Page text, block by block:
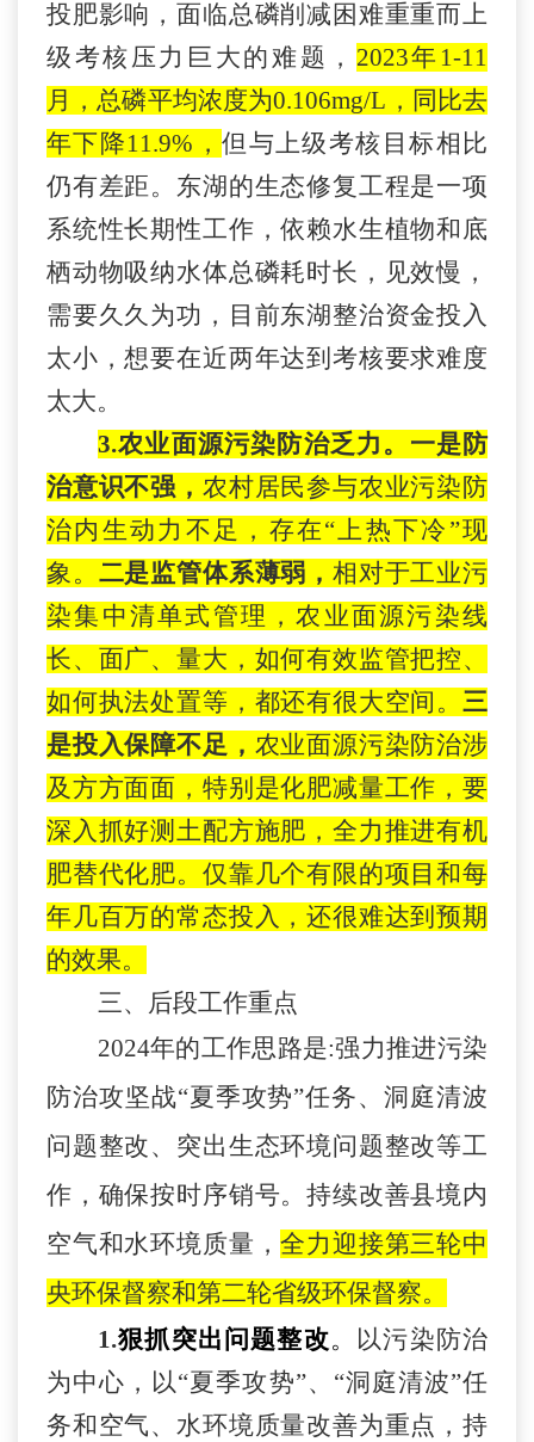
投肥影响，面临总磷削减困难重重而上
级考核压力巨大的难题， 2023年 1-11
月，总磷平均浓度为0.106mg/L ，同比去
年下降11.9% ，但与上级考核目标相比
仍有差距。东湖的生态修复工程是一项
系统性长期性工作，依赖水生植物和底
栖动物吸纳水体总磷耗时长，见效慢，
需要久久为功， 目前东湖整治资金投入
太小，想要在近两年达到考核要求难度
太大。
3.农业面源污染防治乏力。 一是防
治意识不强， 农村居民参与农业污染防
治内生动力不足，存在“上热下冷”现
象。 二是监管体系薄弱， 相对于工业污
染集中清单式管理，农业面源污染线
长、面广、量大，如何有效监管把控、
如何执法处置等 ， 都还有很大空间 。 三
是投入保障不足， 农业面源污染防治涉
及方方面面，特别是化肥减量工作，要
深入抓好测土配方施肥，全力推进有机
肥替代化肥。仅靠几个有限的项目和每
年几百万的常态投入，还很难达到预期
的效果。
三、后段工作重点
2024年的工作思路是:强力推进污染
防治攻坚战“夏季攻势”任务、洞庭清波
问题整改、突出生态环境问题整改等工
作 ，确保按时序销号。持续改善县境内
空气和水环境质量，全力迎接第三轮中
央环保督察和第二轮省级环保督察。
1.狠抓突出问题整改。
以污染防治
为中心，以“夏季攻势”、“洞庭清波”任
务和空气、水环境质量改善为重点，持